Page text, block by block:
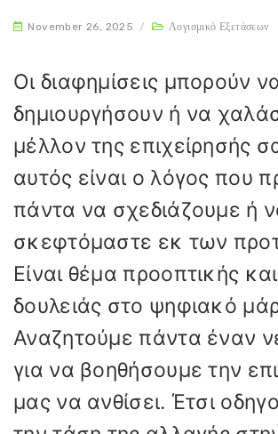
November 26, 2025 / Λογισμικό Εξετάσεων
Οι διαφημίσεις μπορούν
δημιουργήσουν ή να
μέλλον της επιχείρησής
αυτός είναι ο λόγος που
πάντα να σχεδιάζουμε ή
σκεφτόμαστε εκ των
Είναι θέμα προοπτικής
δουλειάς στο ψηφιακό
Αναζητούμε πάντα έναν
για να βοηθήσουμε την
μας να ανθίσει. Έτσι